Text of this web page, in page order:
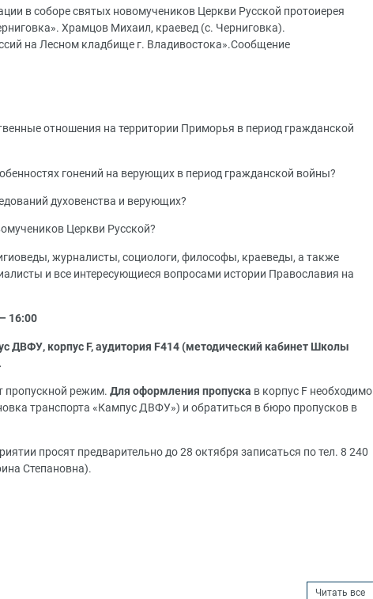
в соборе святых новомучеников Церкви Русской протоиерея
Храмцов Михаил, краевед (с. Черниговка).
на Лесном кладбище г. Владивостока».Сообщение
отношения на территории Приморья в период гражданской
гонений на верующих в период гражданской войны?
духовенства и верующих?
Церкви Русской?
журналисты, социологи, философы, краеведы, а также
и все интересующиеся вопросами истории Православия на
16:00
ДВФУ, корпус F, аудитория F414 (методический кабинет Школы
пропускной режим. Для оформления пропуска в корпус F необходимо
транспорта «Кампус ДВФУ») и обратиться в бюро пропусков в
просят предварительно до 28 октября записаться по тел. 8 240
Степановна).
Читать все